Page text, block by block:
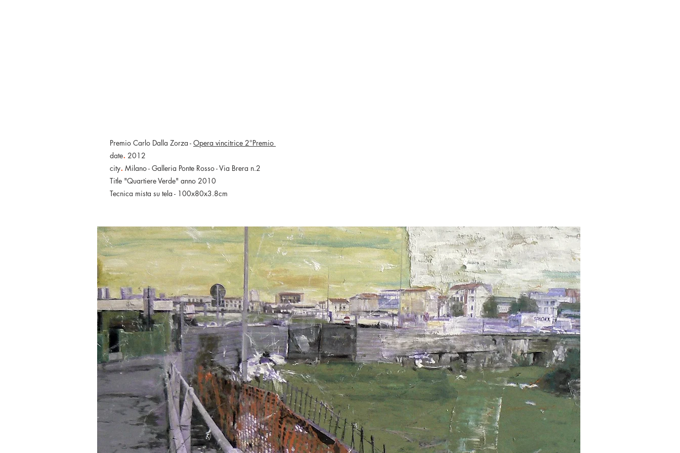
Premio Carlo Dalla Zorza - Opera vincitrice 2°Premio
date. 2012
city. Milano - Galleria Ponte Rosso - Via Brera n.2
Title "Quartiere Verde" anno 2010
Tecnica mista su tela - 100x80x3.8cm